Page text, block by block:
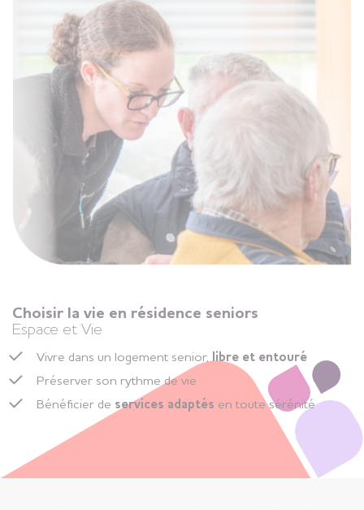
Choisir la vie en résidence seniors
Espace et Vie
Vivre dans un logement senior,libre et entouré
Préserver son rythme de vie
Bénéficier de services adaptés en toute sérénité